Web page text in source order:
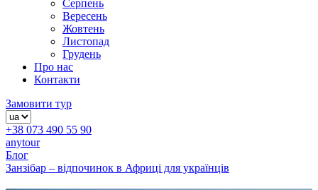
Серпень
Вересень
Жовтень
Листопад
Грудень
Про нас
Контакти
Замовити тур
+38 073 490 55 90
anytour
Блог
Занзібар – відпочинок в Африці для українців